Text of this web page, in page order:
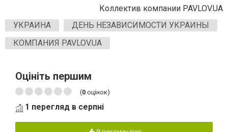
Коллектив компании PAVLOV.UA
УКРАИНА
ДЕНЬ НЕЗАВИСИМОСТИ УКРАИНЫ
КОМПАНИЯ PAVLOV.UA
Оцініть першим
(0 оцінок)
1 перегляд в серпні